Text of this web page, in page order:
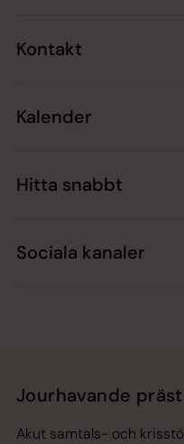
Kontakt
Kalender
Hitta snabbt
Sociala kanaler
Jourhavande präst
Akut samtals- och